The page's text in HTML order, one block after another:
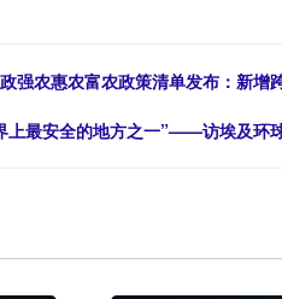
强农惠农富农政策清单发布：新增
上最安全的地方之一”——访埃及环